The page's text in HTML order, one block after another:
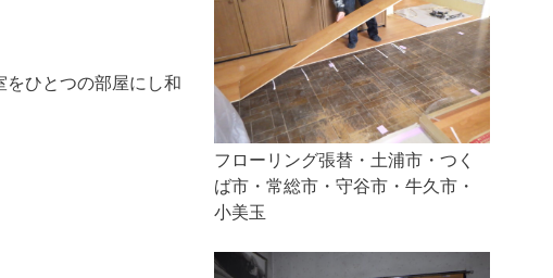
ひとつの部屋にし和
フローリング張替・土浦市・つく
ば市・常総市・守谷市・牛久市・
小美玉